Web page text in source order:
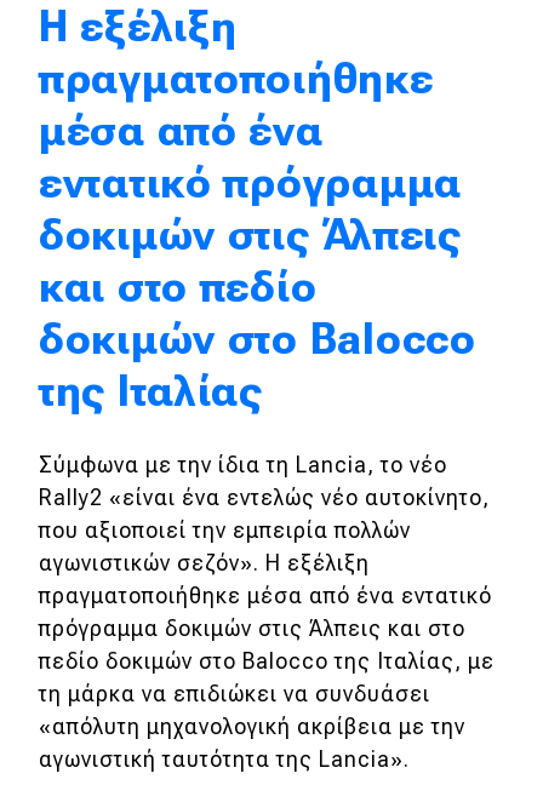
Τεχνολογία
Ασφάλεια
Αγορά
Απόψεις
Test Drive
Δοκιμή
Αποστολή
Συγκρίνουμε
Αγώνες
Formula 1
WRC
Motorsport
Eco
Η εξέλιξη
πραγματοποιήθηκε
μέσα από ένα
εντατικό πρόγραμμα
δοκιμών στις Άλπεις
και στο πεδίο
δοκιμών στο Balocco
της Ιταλίας
Σύμφωνα με την ίδια τη Lancia, το νέο
Rally2 «είναι ένα εντελώς νέο αυτοκίνητο,
που αξιοποιεί την εμπειρία πολλών
αγωνιστικών σεζόν». Η εξέλιξη
πραγματοποιήθηκε μέσα από ένα εντατικό
πρόγραμμα δοκιμών στις Άλπεις και στο
πεδίο δοκιμών στο Balocco της Ιταλίας, με
τη μάρκα να επιδιώκει να συνδυάσει
«απόλυτη μηχανολογική ακρίβεια με την
αγωνιστική ταυτότητα της Lancia».